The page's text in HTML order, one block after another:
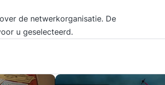
de netwerkorganisatie. De
u geselecteerd.